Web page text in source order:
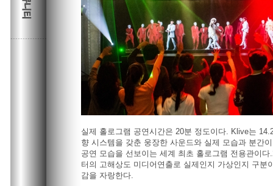
실제 홀로그램 공연시간은 20분 정도이다. Klive는
향 시스템을 갖춘 웅장한 사운드와 실제 모습과 분간
공연 모습을 선보이는 세계 최초 홀로그램 전용관이
터의 고해상도 미디어연출로 실제인지 가상인지 구분
감을 자랑한다.